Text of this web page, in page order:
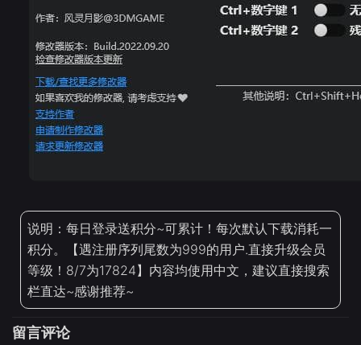
说明：每日登录送积分~可累计！每次默认下载消耗一
积分。【遇注册序列尾数为999的用户.直接升级会员
等级！8/7为17824】内容均使用中文，建议直接搜索
栏直达~感谢推荐~
留言评论